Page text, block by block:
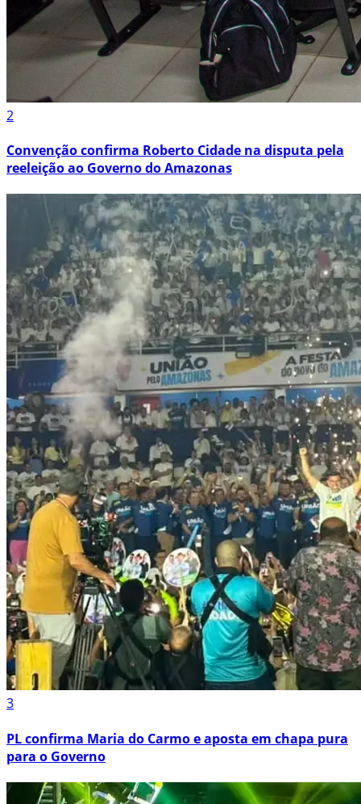
2
Convenção confirma Roberto Cidade na disputa pela
reeleição ao Governo do Amazonas
3
PL confirma Maria do Carmo e aposta em chapa pura
para o Governo